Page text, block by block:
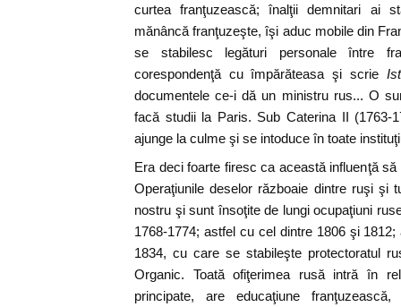
curtea franţuzească; înalţii demnitari ai
mănâncă franţuzeşte, îşi aduc mobile din
se stabilesc legături personale între
corespondenţă cu împărăteasa şi scrie
documentele ce-i dă un ministru rus... O
facă studii la Paris. Sub Caterina II (1763-
ajunge la culme şi se intoduce în toate
Era deci foarte firesc ca această influenţă
Operaţiunile deselor războaie dintre ruşi şi
nostru şi sunt însoţite de lungi ocupaţiuni
1768-1774; astfel cu cel dintre 1806 şi
1834, cu care se stabileşte protectoratul
Organic. Toată ofiţerimea rusă intră în
principate, are educaţiune